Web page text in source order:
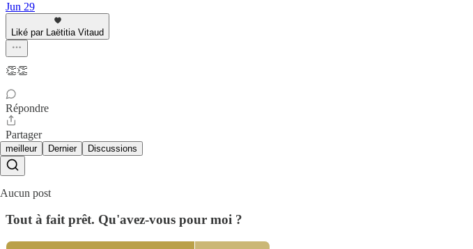
Jun 29
Liké par Laëtitia Vitaud
👏👏
Répondre
Partager
meilleur Dernier Discussions
Aucun post
Tout à fait prêt. Qu'avez-vous pour moi ?